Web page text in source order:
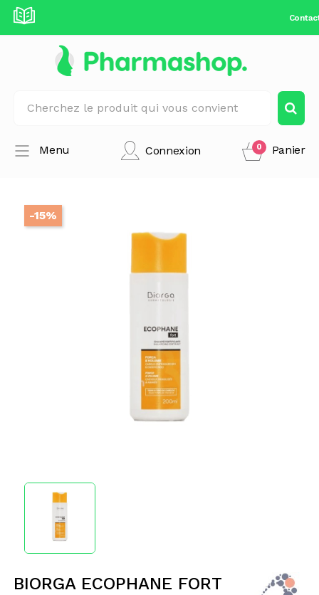
Connexion Panier
0
Menu
-15%
BIORGA ECOPHANE FORT